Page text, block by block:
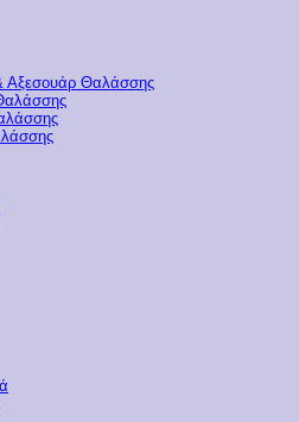
Αξεσουάρ Θαλάσσης